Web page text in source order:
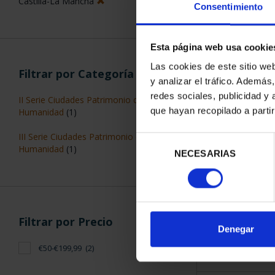
Consentimiento
Esta página web usa
Las cookies de este sitio
y analizar el tráfico.
redes sociales, publicidad y
que hayan recopilado a
consentimiento
NECESARIAS
Denegar
Filtrar por Categoría
II Serie Ciudades Patrimonio de la
Humanidad (1)
III Serie Ciudades Patrimonio de la
Humanidad (1)
Filtrar por Precio
€50-€199,99 (2)
CIUDADES
ORDENAR POR: